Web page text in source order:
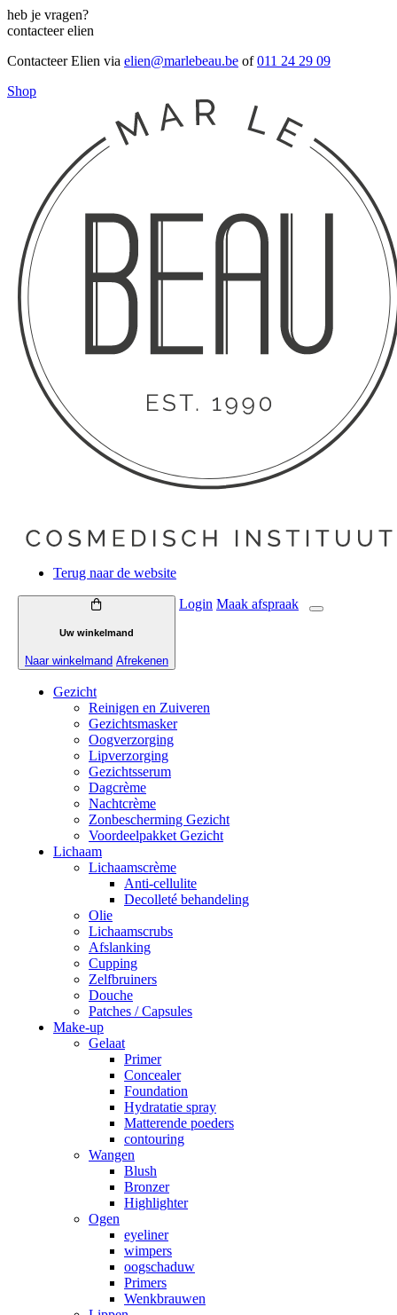
heb je vragen?
contacteer elien
Contacteer Elien via elien@marlebeau.be of011 24 29 09
Shop
Terug naar de website
Uw winkelmand
Naar winkelmand Afrekenen
Login Maak afspraak
Gezicht
Reinigen en Zuiveren
Gezichtsmasker
Oogverzorging
Lipverzorging
Gezichtsserum
Dagcrème
Nachtcrème
Zonbescherming Gezicht
Voordeelpakket Gezicht
Lichaam
Lichaamscrème
Anti-cellulite
Decolleté behandeling
Olie
Lichaamscrubs
Afslanking
Cupping
Zelfbruiners
Douche
Patches / Capsules
Make-up
Gelaat
Primer
Concealer
Foundation
Hydratatie spray
Matterende poeders
contouring
Wangen
Blush
Bronzer
Highlighter
Ogen
eyeliner
wimpers
oogschaduw
Primers
Wenkbrauwen